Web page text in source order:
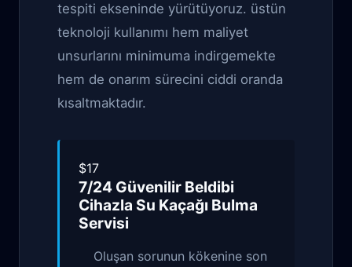
tespiti ekseninde yürütüyoruz. üstün
teknoloji kullanımı hem maliyet
unsurlarını minimuma indirgemekte
hem de onarım sürecini ciddi oranda
kısaltmaktadır.
$17
7/24 Güvenilir Beldibi
Cihazla Su Kaçağı Bulma
Servisi
Oluşan sorunun kökenine son